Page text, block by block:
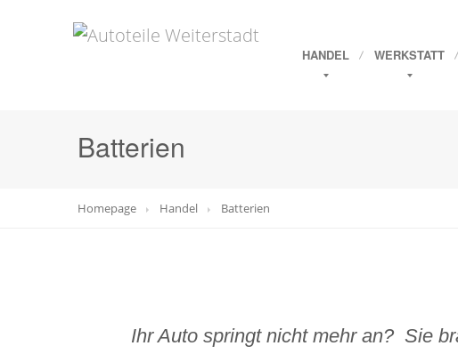
HANDEL WERKSTATT
Batterien
Homepage Handel Batterien
Ihr Auto springt nicht mehr an? Sie